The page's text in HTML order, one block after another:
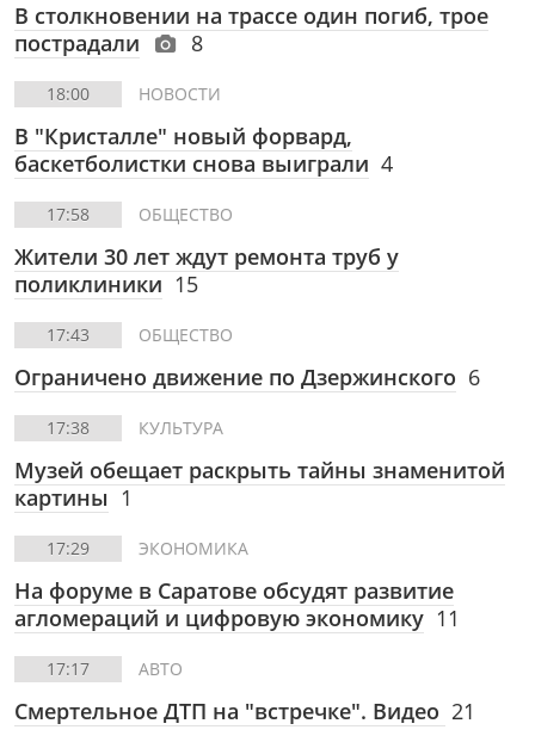
В столкновении на трассе один погиб, трое
пострадали
8
18:00 НОВОСТИ
В "Кристалле" новый форвард,
баскетболистки снова выиграли 4
17:58 ОБЩЕСТВО
Жители 30 лет ждут ремонта труб у
поликлиники 15
17:43 ОБЩЕСТВО
Ограничено движение по Дзержинского 6
17:38 КУЛЬТУРА
Музей обещает раскрыть тайны знаменитой
картины 1
17:29 ЭКОНОМИКА
На форуме в Саратове обсудят развитие
агломераций и цифровую экономику 11
17:17 АВТО
Смертельное ДТП на "встречке". Видео 21